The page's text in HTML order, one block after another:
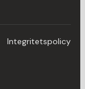
Integritetspolicy